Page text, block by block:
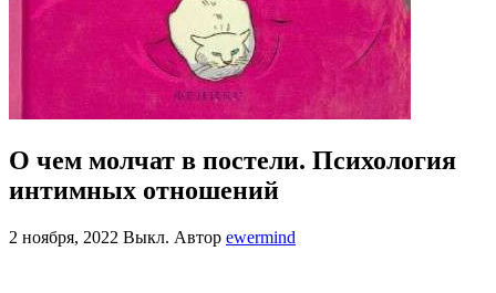
О чем молчат в постели. Психология
интимных отношений
2 ноября, 2022 Выкл. Автор ewermind